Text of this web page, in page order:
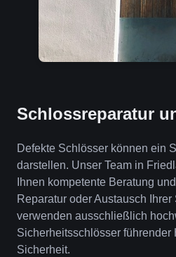
Schlossreparatur
Defekte Schlösser können ein
darstellen. Unser Team in
Ihnen kompetente Beratung
Reparatur oder Austausch Ihrer
verwenden ausschließlich
Sicherheitsschlösser führender
Sicherheit.